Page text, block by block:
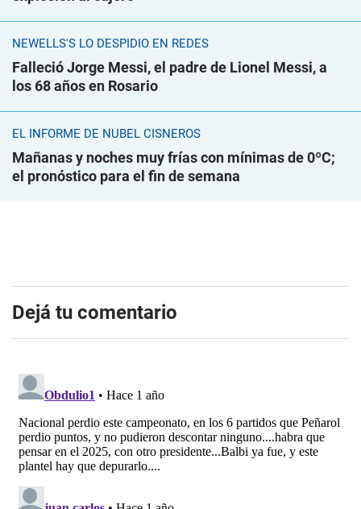
NEWELLS'S LO DESPIDIÓ EN REDES
Falleció Jorge Messi, el padre de Lionel Messi, a
los 68 años en Rosario
EL INFORME DE NUBEL CISNEROS
Mañanas y noches muy frías con mínimas de 0ºC;
el pronóstico para el fin de semana
Dejá tu comentario